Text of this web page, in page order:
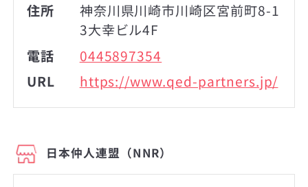
住所
神奈川県川崎市川崎区宮前町8-1
3大幸ビル4F
電話
0445897354
URL
https://www.qed-partners.jp/
日本仲人連盟（NNR）